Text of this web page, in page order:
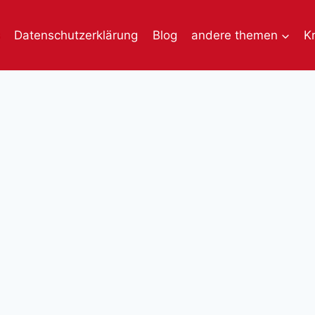
Datenschutzerklärung Blog andere themen